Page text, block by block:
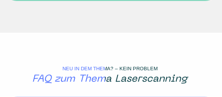
NEU IN DEM THEMA? – KEIN PROBLEM
FAQ zum Thema Laserscanning